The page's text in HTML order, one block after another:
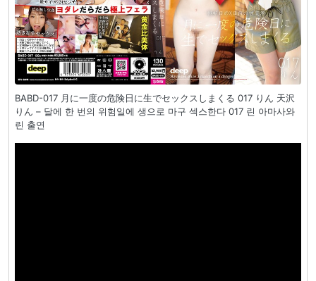
BABD-017 月に一度の危険日に生でセックスしまくる 017 りん 天沢
りん – 달에 한 번의 위험일에 생으로 마구 섹스한다 017 린 아마사와
린 출연